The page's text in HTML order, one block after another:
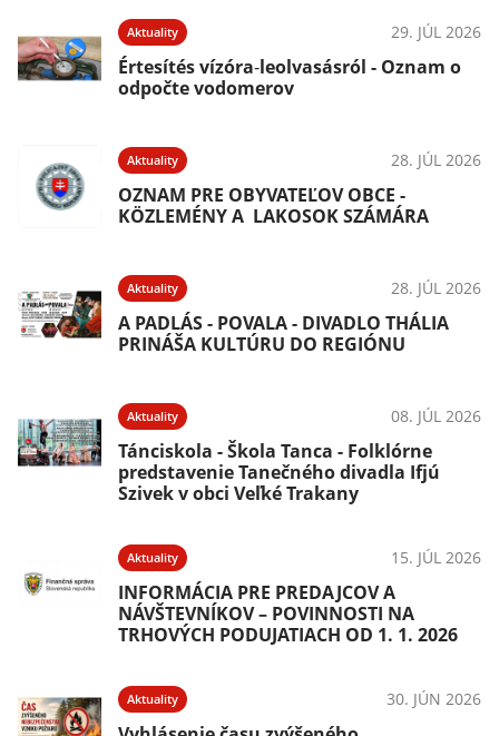
Aktuality 29. JÚL 2026
Értesítés vízóra‑leolvasásról - Oznam o
odpočte vodomerov
Aktuality 28. JÚL 2026
OZNAM PRE OBYVATEĽOV OBCE -
KÖZLEMÉNY A LAKOSOK SZÁMÁRA
Aktuality 28. JÚL 2026
A PADLÁS - POVALA - DIVADLO THÁLIA
PRINÁŠA KULTÚRU DO REGIÓNU
Aktuality 08. JÚL 2026
Tánciskola - Škola Tanca - Folklórne
predstavenie Tanečného divadla Ifjú
Szivek v obci Veľké Trakany
Aktuality 15. JÚL 2026
INFORMÁCIA PRE PREDAJCOV A
NÁVŠTEVNÍKOV – POVINNOSTI NA
TRHOVÝCH PODUJATIACH OD 1. 1. 2026
Aktuality 30. JÚN 2026